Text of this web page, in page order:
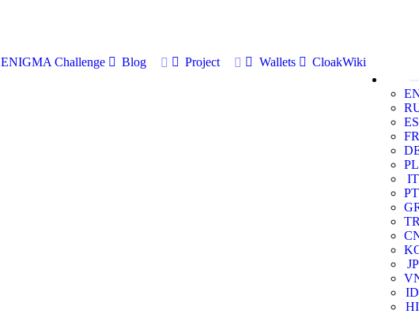
ENIGMA Challenge Blog Project Wallets
CloakWiki
ES
FR
PL
IT
PT
JP
ID
HI